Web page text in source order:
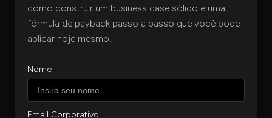
como construir um business case sólido e uma
fórmula de payback passo a passo que você pode
aplicar hoje mesmo.
Nome
Email Corporativo